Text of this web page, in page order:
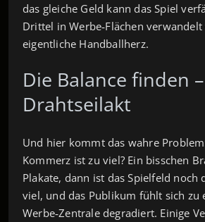
das gleiche Geld kann das Spiel
Drittel in Werbe‑Flächen
eigentliche Handballherz.
Die Balance finden
Drahtseilakt
Und hier kommt das wahre
Kommerz ist zu viel? Ein bisschen
Plakate, dann ist das Spielfeld noch
viel, und das Publikum fühlt sich zu
Werbe‑Zentrale degradiert. Einige